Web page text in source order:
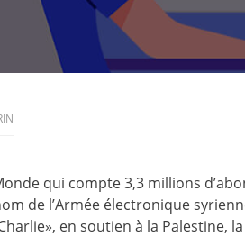
qui compte 3,3 millions
de l’Armée électronique
en soutien à la Palestine,